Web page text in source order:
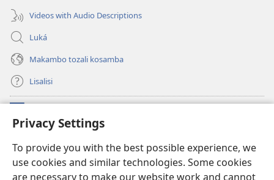
Privacy Settings
To provide you with the best possible experience, we
use cookies and similar technologies. Some cookies
are necessary to make our website work and cannot
Videos with Audio Descriptions
Luká
Makambo tozali kosamba
Lisalisi
(fungolá
fenɛtrɛ
Watchtower Mikanda oyo ezali na Internet
(fungolá
fenɛtrɛ
mosusu)JW Hub